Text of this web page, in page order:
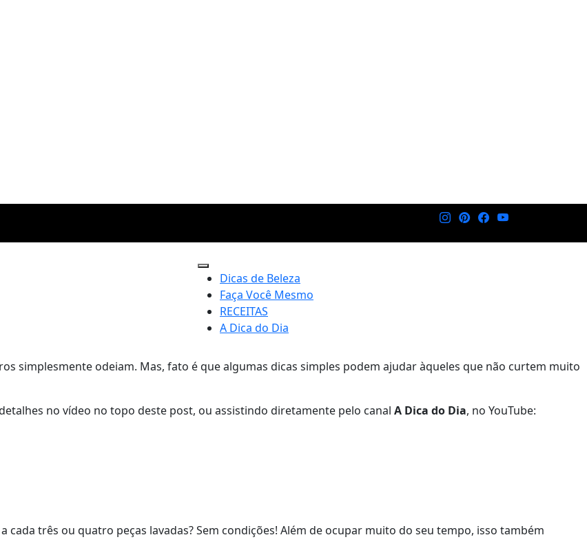
Dicas de Beleza
Faça Você Mesmo
RECEITAS
A Dica do Dia
simplesmente odeiam. Mas, fato é que algumas dicas simples podem ajudar àqueles que não curtem muito
no vídeo no topo deste post, ou assistindo diretamente pelo canal A Dica do Dia, no YouTube:
três ou quatro peças lavadas? Sem condições! Além de ocupar muito do seu tempo, isso também